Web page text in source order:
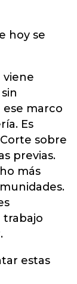
hoy se
viene
marco
Es
sobre
previas.
más
trabajo
estas